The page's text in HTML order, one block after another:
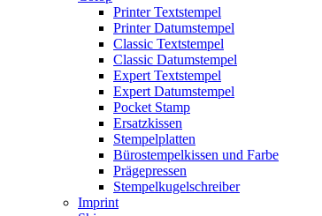
Printer Textstempel
Printer Datumstempel
Classic Textstempel
Classic Datumstempel
Expert Textstempel
Expert Datumstempel
Pocket Stamp
Ersatzkissen
Stempelplatten
Bürostempelkissen und Farbe
Prägepressen
Stempelkugelschreiber
Imprint